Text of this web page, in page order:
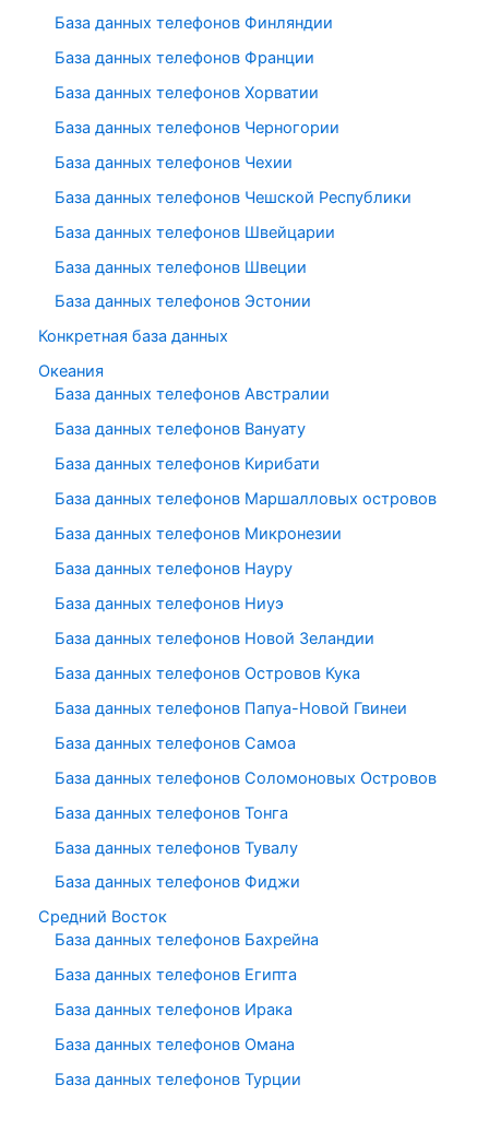
База данных телефонов Финляндии
База данных телефонов Франции
База данных телефонов Хорватии
База данных телефонов Черногории
База данных телефонов Чехии
База данных телефонов Чешской Республики
База данных телефонов Швейцарии
База данных телефонов Швеции
База данных телефонов Эстонии
Конкретная база данных
Океания
База данных телефонов Австралии
База данных телефонов Вануату
База данных телефонов Кирибати
База данных телефонов Маршалловых островов
База данных телефонов Микронезии
База данных телефонов Науру
База данных телефонов Ниуэ
База данных телефонов Новой Зеландии
База данных телефонов Островов Кука
База данных телефонов Папуа-Новой Гвинеи
База данных телефонов Самоа
База данных телефонов Соломоновых Островов
База данных телефонов Тонга
База данных телефонов Тувалу
База данных телефонов Фиджи
Средний Восток
База данных телефонов Бахрейна
База данных телефонов Египта
База данных телефонов Ирака
База данных телефонов Омана
База данных телефонов Турции